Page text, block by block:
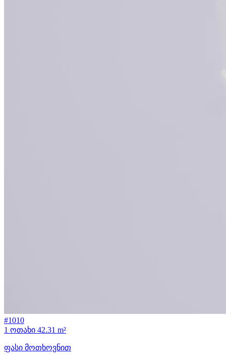
#1010
1 ოთახი 42.31 m²
ფასი მოთხოვნით